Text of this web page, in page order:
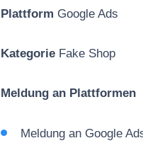
Plattform Google Ads
Kategorie Fake Shop
Meldung an Plattformen
Meldung an Google